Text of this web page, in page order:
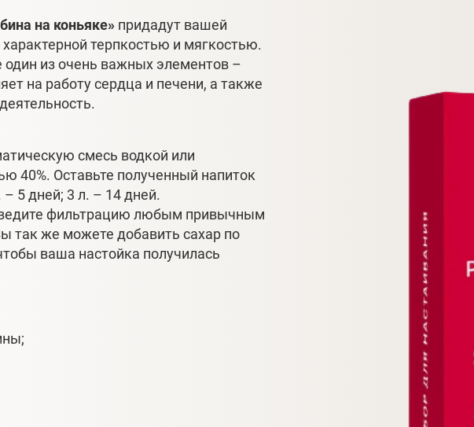
на коньяке» придадут вашей
терпкостью и мягкостью.
один из очень важных элементов –
на работу сердца и печени, а также
смесь водкой или
40%. Оставьте полученный напиток
5 дней; 3 л. – 14 дней.
фильтрацию любым привычным
так же можете добавить сахар по
ваша настойка получилась